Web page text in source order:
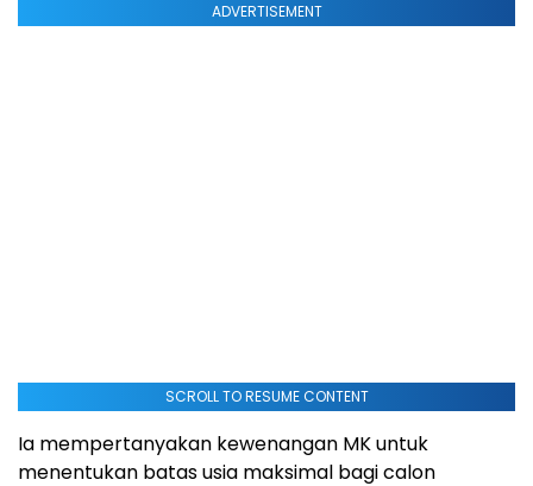
ADVERTISEMENT
SCROLL TO RESUME CONTENT
Ia mempertanyakan kewenangan MK untuk
menentukan batas usia maksimal bagi calon